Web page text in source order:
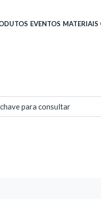
EVENTOS MATERIAIS
para consultar